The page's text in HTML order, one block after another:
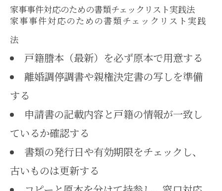
家事事件対応のための書類チェックリスト実践法
家事事件対応のための書類チェックリスト実践
法
戸籍謄本（最新）を必ず原本で用意する
離婚調停調書や親権決定書の写しを準備
する
申請書の記載内容と戸籍の情報が一致し
ているか確認する
書類の発行日や有効期限をチェックし、
古いものは更新する